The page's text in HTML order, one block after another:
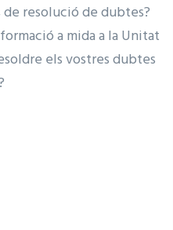
resolució de dubtes?
a mida a la Unitat
els vostres dubtes